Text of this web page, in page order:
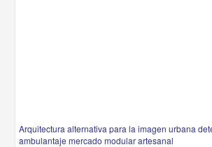
Arquitectura alternativa para la imagen urbana
ambulantaje mercado modular artesanal